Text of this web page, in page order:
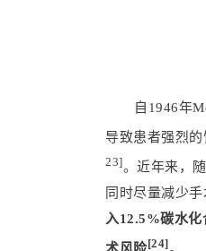
自1946年
导致患者强烈
23]。近年来，
同时尽量减少
入12.5%碳水化
[24]